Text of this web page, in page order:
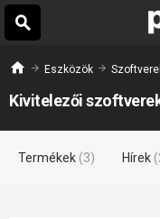
Eszközök
Kivitelezői
Termékek (3) Hírek